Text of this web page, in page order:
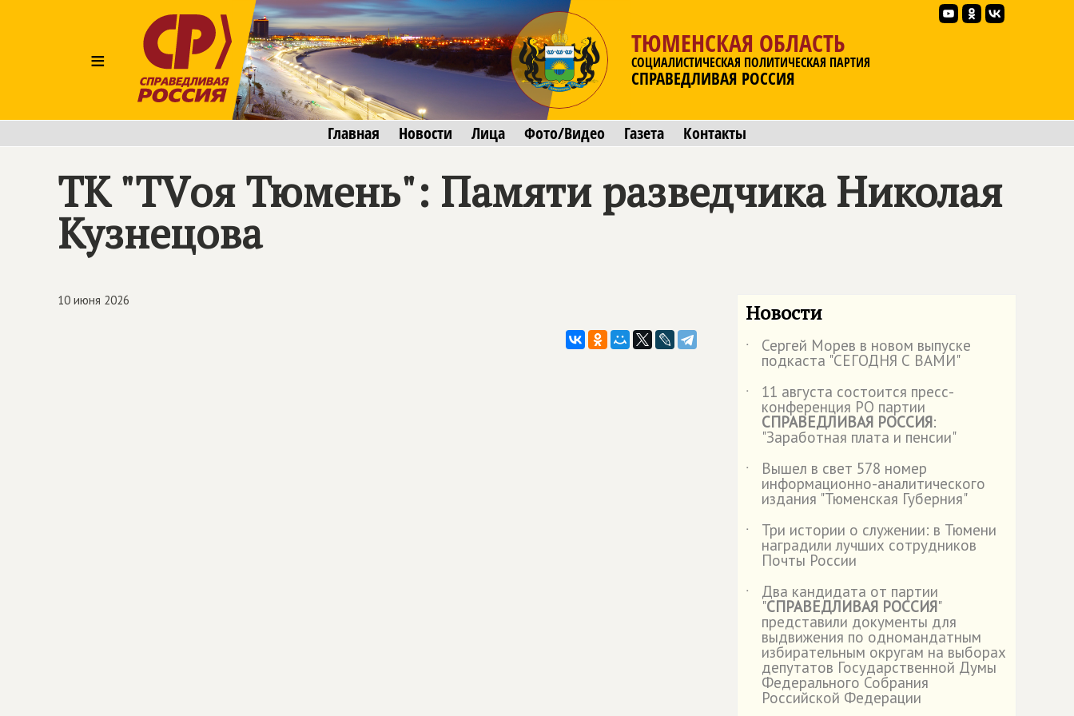
≡
ТЮМЕНСКАЯ ОБЛАСТЬ
СОЦИАЛИСТИЧЕСКАЯ ПОЛИТИЧЕСКАЯ ПАРТИЯ
СПРАВЕДЛИВАЯ РОССИЯ
Главная Новости Лица Фото/Видео Газета Контакты
ТК "ТVоя Тюмень": Памяти разведчика Николая
Кузнецова
10 июня 2026 Новости
˙ Сергей Морев в новом выпуске
подкаста "СЕГОДНЯ С ВАМИ"
˙
11 августа состоится пресс-
конференция РО партии
СПРАВЕДЛИВАЯ РОССИЯ:
"Заработная плата и пенсии"
˙
Вышел в свет 578 номер
информационно-аналитического
издания "Тюменская Губерния"
˙
Три истории о служении: в Тюмени
наградили лучших сотрудников
Почты России
˙
Два кандидата от партии
"СПРАВЕДЛИВАЯ РОССИЯ"
представили документы для
выдвижения по одномандатным
избирательным округам на выборах
депутатов Государственной Думы
Федерального Собрания
Российской Федерации